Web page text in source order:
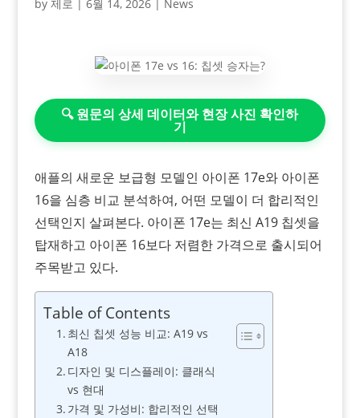
by 제로 | 6월 14, 2026| News
🔍 원문의 상세 데이터와 현장 사진 확인하
기
애플의 새로운 보급형 모델인 아이폰 17e와 아이폰
16을 심층 비교 분석하여, 어떤 모델이 더 합리적인
선택인지 살펴본다. 아이폰 17e는 최신 A19 칩셋을
탑재하고 아이폰 16보다 저렴한 가격으로 출시되어
주목받고 있다.
Table of Contents
최신 칩셋 성능 비교: A19 vs
A18
디자인 및 디스플레이: 클래식
vs 현대
가격 및 가성비: 합리적인 선택